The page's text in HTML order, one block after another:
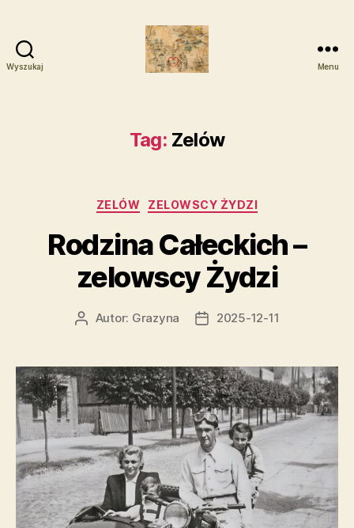
Wyszukaj Menu
Tag: Zelów
Kategorie
ZELÓW ZELOWSCY ŻYDZI
Rodzina Całeckich –
zelowscy Żydzi
AutorAutor: Grazyna
Data2025-12-11